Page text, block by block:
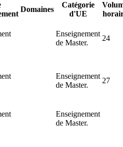
Domaines
Catégorie
d'UE
Enseignement
de Master.
24
Enseignement
de Master.
27
Enseignement
de Master.